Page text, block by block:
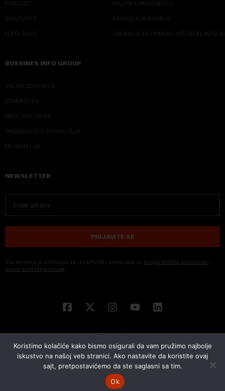
PODCAST
ODRŽIVOST
LEPŠI ŽIVOT
POLITIKA PRIVATNOSTI
PRAVILA KORIŠĆENJA
SMERNICE ZA PRIMENU VEŠTAČKE
BUSSINES INFO GROUP
ONLINE EDUKACIJE
IZDAVAŠTVO
MEDIJSKE OBUKE
ORGANIZACIJA DOGADJAJA
EKONOM I JA
NEWSLETTER
PRIJAVITE SE
Ova stranica je zaštićena sa reCAPTCHA i primenjuju se Google Politika privatnosti i
Uslovi korišćenja usluge
© 2026 NOVA EKONOMIJA | SVA PRAVA ZADŽANA | DEVELOPED BY
Koristimo kolačiće kako bismo osigurali da vam pružimo najbolje
iskustvo na našoj veb stranici. Ako nastavite da koristite ovaj
sajt, pretpostavićemo da ste saglasni sa tim.
Ok